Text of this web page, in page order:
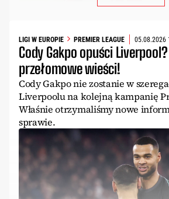
LIGI W EUROPIE PREMIER LEAGUE 05.08.2026
Cody Gakpo opuści
przełomowe wieści!
Cody Gakpo nie zostanie w
Liverpoolu na kolejną kampanię
Właśnie otrzymaliśmy nowe
sprawie.